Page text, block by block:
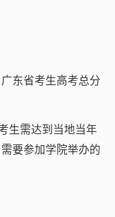
东省考生高考总分
生需达到当地当年
要参加学院举办的